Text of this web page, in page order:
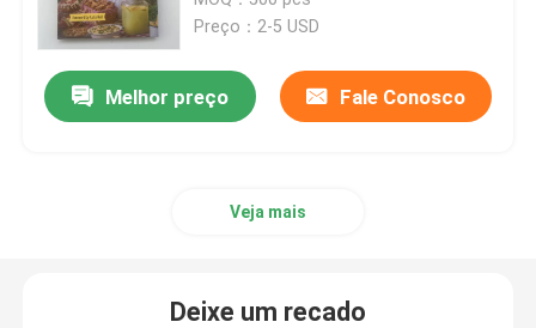
Preço：2-5 USD
Melhor preço Fale Conosco
Veja mais
Deixe um recado